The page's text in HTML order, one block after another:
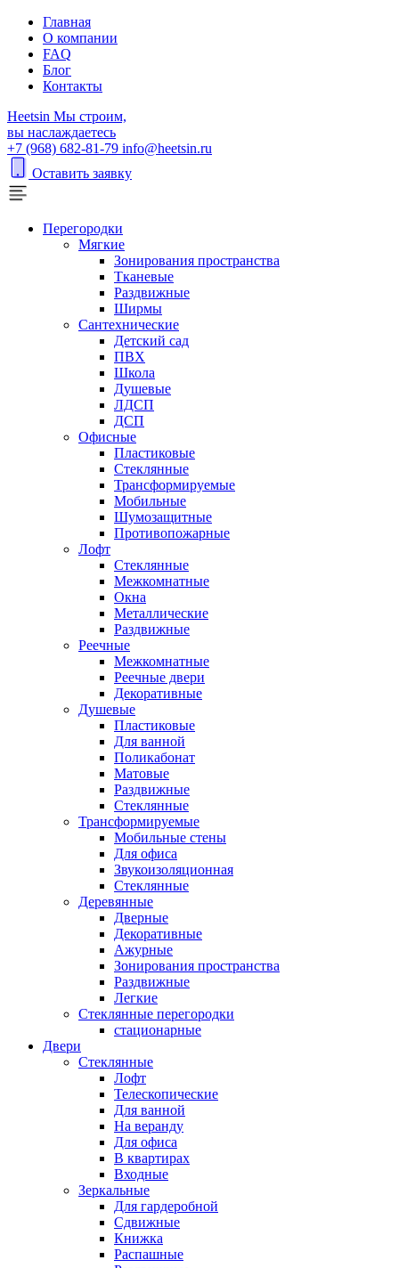
Главная
О компании
FAQ
Блог
Контакты
Heetsin Мы строим,
вы наслаждаетесь
+7 (968) 682-81-79 info@heetsin.ru
Оставить заявку
Перегородки
Мягкие
Зонирования пространства
Тканевые
Раздвижные
Ширмы
Сантехнические
Детский сад
ПВХ
Школа
Душевые
ЛДСП
ДСП
Офисные
Пластиковые
Стеклянные
Трансформируемые
Мобильные
Шумозащитные
Противопожарные
Лофт
Стеклянные
Межкомнатные
Окна
Металлические
Раздвижные
Реечные
Межкомнатные
Реечные двери
Декоративные
Душевые
Пластиковые
Для ванной
Поликабонат
Матовые
Раздвижные
Стеклянные
Трансформируемые
Мобильные стены
Для офиса
Звукоизоляционная
Стеклянные
Деревянные
Дверные
Декоративные
Ажурные
Зонирования пространства
Раздвижные
Легкие
Стеклянные перегородки
стационарные
Двери
Стеклянные
Лофт
Телескопические
Для ванной
На веранду
Для офиса
В квартирах
Входные
Зеркальные
Для гардеробной
Сдвижные
Книжка
Распашные